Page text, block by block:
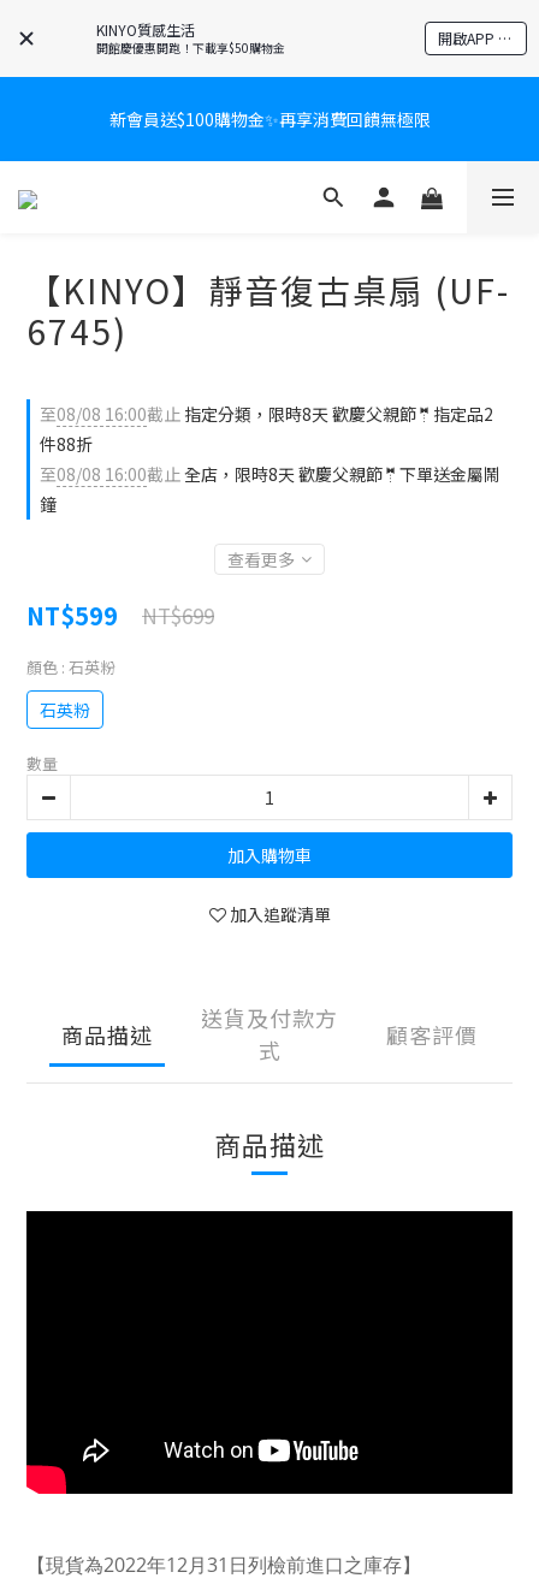
KINYO質感生活
開館慶優惠開跑！下載享$50購物金 開啟APP 享隱藏優惠
新會員送$100購物金✨再享消費回饋無極限
新會員送$100購物金✨再享消費回饋無極限
爸氣有禮賞🎁全館任2件9折✨刮鬍刀、按摩家電、電動牙刷、藍芽
炎熱夏日救星☀️秒凍扇登場💙半導體製冷 x 微米級冰霧，一秒開
凍，熱感歸零！
【KINYO】靜音復古桌扇 (UF-
6745)
至08/08 16:00截止 指定分類，限時8天 歡慶父親節🤵指定品2
件88折
至08/08 16:00截止全店，限時8天 歡慶父親節🤵下單送金屬鬧
鐘
查看更多
NT$599 NT$699
顏色 : 石英粉
石英粉
數量
加入購物車
加入追蹤清單
商品描述
送貨及付款方
式
顧客評價
商品描述
【現貨為2022年12月31日列檢前進口之庫存】